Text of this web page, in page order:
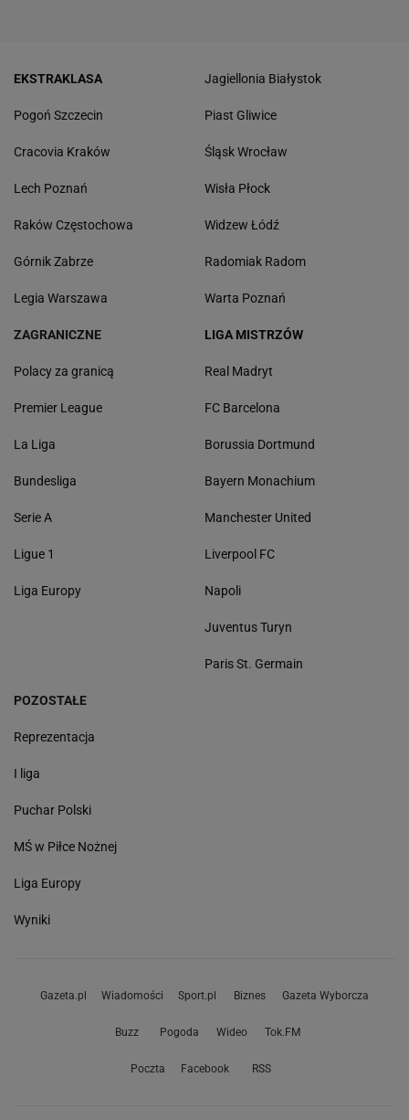
EKSTRAKLASA
Pogoń Szczecin
Cracovia Kraków
Lech Poznań
Raków Częstochowa
Górnik Zabrze
Legia Warszawa
Jagiellonia Białystok
Piast Gliwice
Śląsk Wrocław
Wisła Płock
Widzew Łódź
Radomiak Radom
Warta Poznań
ZAGRANICZNE
Polacy za granicą
Premier League
La Liga
Bundesliga
Serie A
Ligue 1
Liga Europy
LIGA MISTRZÓW
Real Madryt
FC Barcelona
Borussia Dortmund
Bayern Monachium
Manchester United
Liverpool FC
Napoli
Juventus Turyn
Paris St. Germain
POZOSTAŁE
Reprezentacja
I liga
Puchar Polski
MŚ w Piłce Nożnej
Liga Europy
Wyniki
Gazeta.pl Wiadomości Sport.pl Biznes Gazeta Wyborcza
Buzz Pogoda Wideo Tok.FM
Poczta Facebook RSS